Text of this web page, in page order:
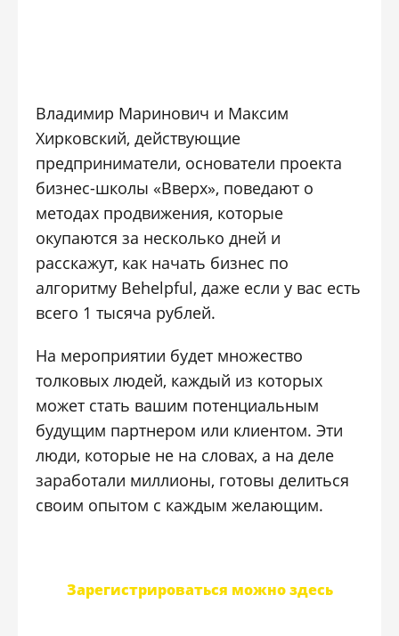
Владимир Маринович и Максим
Хирковский, действующие
предприниматели, основатели проекта
бизнес-школы «Вверх», поведают о
методах продвижения, которые
окупаются за несколько дней и
расскажут, как начать бизнес по
алгоритму Behelpful, даже если у вас есть
всего 1 тысяча рублей.
На мероприятии будет множество
толковых людей, каждый из которых
может стать вашим потенциальным
будущим партнером или клиентом. Эти
люди, которые не на словах, а на деле
заработали миллионы, готовы делиться
своим опытом с каждым желающим.
Зарегистрироваться можно здесь